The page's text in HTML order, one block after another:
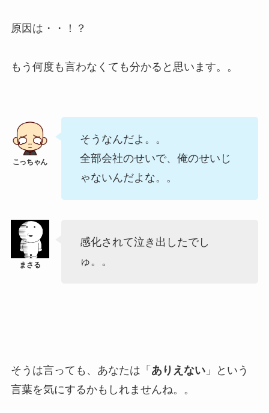
原因は・・！？
もう何度も言わなくても分かると思います。。
そうなんだよ。。
全部会社のせいで、俺のせいじ
ゃないんだよな。。
感化されて泣き出したでし
ゅ。。
そうは言っても、あなたは「 ありえない」という
言葉を気にするかもしれませんね。。